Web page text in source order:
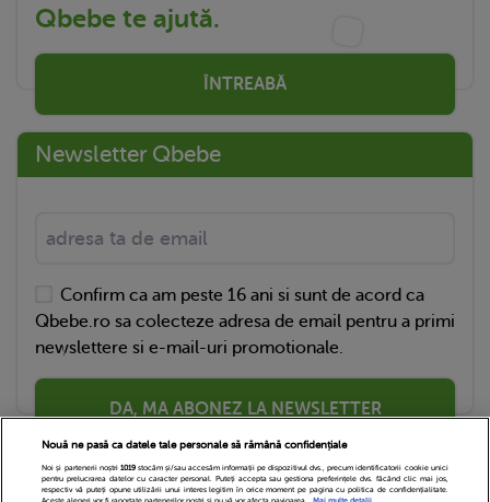
Qbebe te ajută.
ÎNTREABĂ
Newsletter Qbebe
Confirm ca am peste 16 ani si sunt de acord ca
Qbebe.ro sa colecteze adresa de email pentru a primi
newslettere si e-mail-uri promotionale.
DA, MA ABONEZ LA NEWSLETTER
Nouă ne pasă ca datele tale personale să rămână confidențiale
Noi și partenerii noștri 1019stocăm și/sau accesăm informații pe dispozitivul dvs., precum identificatorii cookie unici
pentru prelucrarea datelor cu caracter personal. Puteți accepta sau gestiona preferințele dvs. făcând clic mai jos,
respectiv vă puteți opune utilizării unui interes legitim în orice moment pe pagina cu politica de confidențialitate.